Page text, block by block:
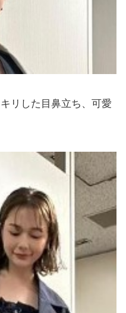
リした目鼻立ち、可愛